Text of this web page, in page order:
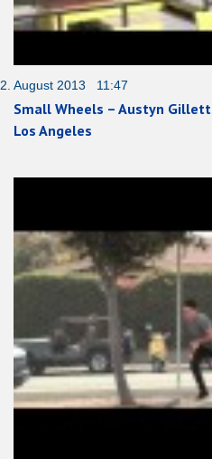
2. August 2013 11:47
Small Wheels – Austyn
Los Angeles